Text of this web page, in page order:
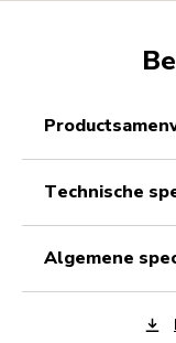
technische
algemene